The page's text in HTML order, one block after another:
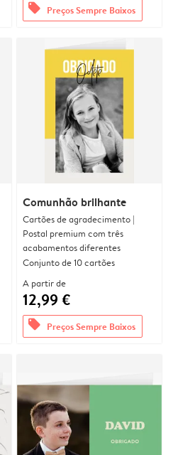
offers Preços Sempre Baixos
Comunhão brilhante
Cartões de agradecimento |
Postal premium com três
acabamentos diferentes
Conjunto de 10 cartões
A partir de
12,99 €
offers Preços Sempre Baixos